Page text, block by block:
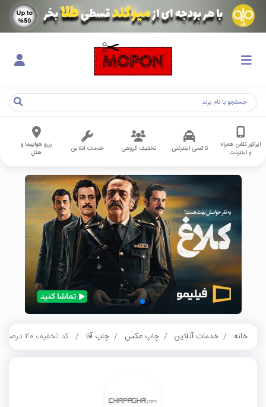
اپراتور تلفن همراه
و اینترنت
تاکسی اینترنتی تخفیف گروهی خدمات آنلاین
رزرو هواپیما و
هتل
خانه خدمات آنلاین چاپ عکس چاپ آقا کد تخفیف 20 درصدی کارت ویزیت چاپ آقا